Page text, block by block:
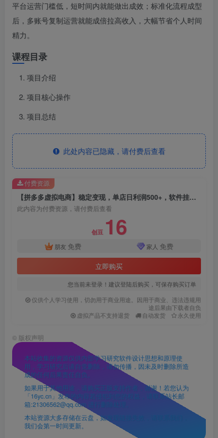
平台运营门槛低，短时间内就能做出成效；标准化流程成型
后，多账号复制运营就能成倍拉高收入，大幅节省个人时间
精力。
课程目录
项目介绍
项目核心操作
项目总结
此处内容已隐藏，请付费后查看
【拼多多虚拟电商】稳定变现，单店日利润500+，软件挂机全自动发货，轻松实现月入1w+！
此内容为付费资源，请付费后查看
创豆 16
朋友 免费 家人 免费
立即购买
您当前未登录！建议登陆后购买，可保存购买订单
仅供个人学习使用，切勿用于商业用途。因用于商业、违法违规用
途后果由下载者自负
虚拟产品不支持退货
自动发货 永久使用
付费资源
© 版权声明
本站收集的资源仅供内部学习研究软件设计思想和原理使
用，学习研究后请自觉删除，请勿传播，因未及时删除所造
成的任何后果责任自负。
如果用于其他用途，请购买正版支持作者，谢谢！若您认为
「16yc.cn」发布的内容若侵犯到您的权益，请联系站长邮
箱:21306562@qq.com 进行删除处理。
本站资源大多存储在云盘，如发现链接失效，请联系我们，
我们会第一时间更新。